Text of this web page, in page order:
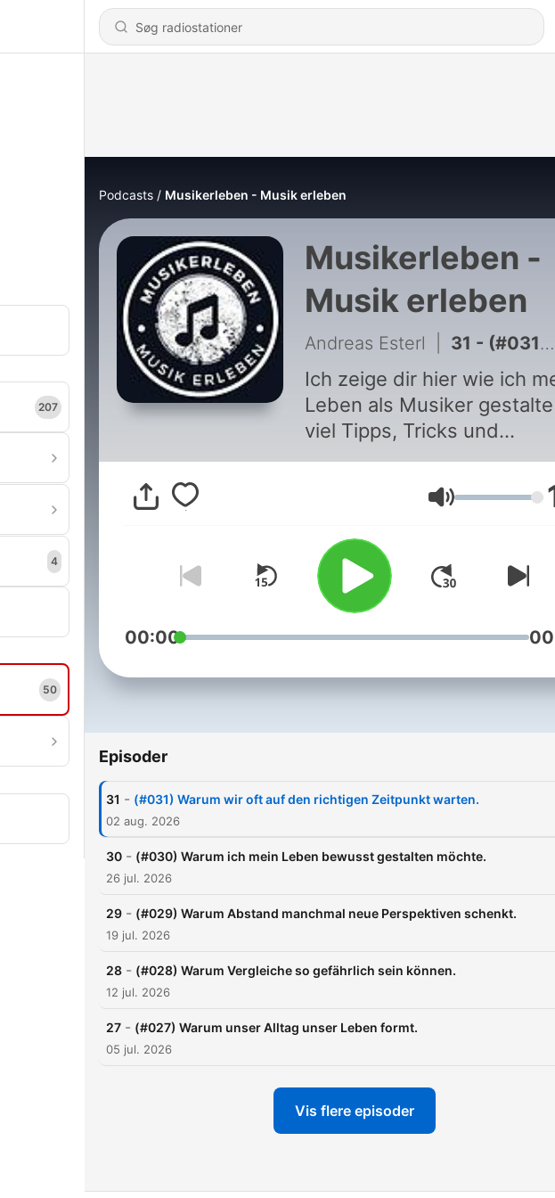
207
4
50
Podcasts Musikerleben - Musik erleben
Musikerleben -
Musik erleben
Andreas Esterl 31 - (#031) Warum wir oft auf den richtigen Zeitpunkt warten.
Ich zeige dir hier wie ich
Leben als Musiker
viel Tipps, Tricks und
Hintergrundwissen.
Lydstyrke
00:00
Episoder
31 - (#031) Warum wir oft auf den richtigen Zeitpunkt warten.
02 aug. 2026
30 - (#030) Warum ich mein Leben bewusst gestalten möchte.
26 jul. 2026
29 - (#029) Warum Abstand manchmal neue Perspektiven schenkt.
19 jul. 2026
28 - (#028) Warum Vergleiche so gefährlich sein können.
12 jul. 2026
27 - (#027) Warum unser Alltag unser Leben formt.
05 jul. 2026
Vis flere episoder